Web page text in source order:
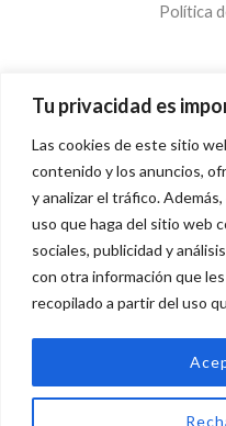
Tu privacidad es
Las cookies de este sitio
contenido y los anuncios,
y analizar el tráfico.
uso que haga del sitio web
sociales, publicidad y
con otra información que
recopilado a partir del uso
Política
C
Copyright ©